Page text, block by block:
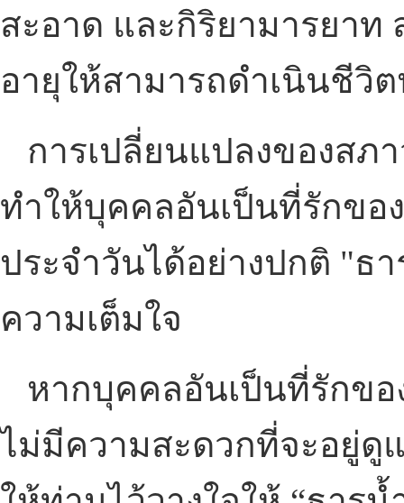
สะอาด และกิริยามารยาท
อายุให้สามารถดำเนินชีวิ
การเปลี่ยนแปลงของสภ
ทำให้บุคคลอันเป็นที่รักขอ
ประจำวันได้อย่างปกติ "ธ
ความเต็มใจ
หากบุคคลอันเป็นที่รักข
ไม่มีความสะดวกที่จะอยู่ดู